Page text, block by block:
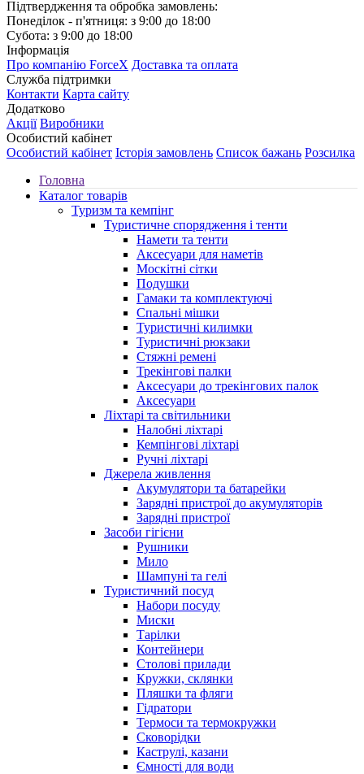
Підтвердження та обробка замовлень:
Понеділок - п'ятниця: з 9:00 до 18:00
Субота: з 9:00 до 18:00
Інформація
Про компанію ForceX Доставка та оплата
Служба підтримки
Контакти Карта сайту
Додатково
Акції Виробники
Особистий кабінет
Особистий кабінет Історія замовлень Список бажань Розсилка
Головна
Каталог товарів
Туризм та кемпінг
Туристичне спорядження і тенти
Намети та тенти
Аксесуари для наметів
Москітні сітки
Подушки
Гамаки та комплектуючі
Спальні мішки
Туристичні килимки
Туристичні рюкзаки
Стяжні ремені
Трекінгові палки
Аксесуари до трекінгових палок
Аксесуари
Ліхтарі та світильники
Налобні ліхтарі
Кемпінгові ліхтарі
Ручні ліхтарі
Джерела живлення
Акумулятори та батарейки
Зарядні пристрої до акумуляторів
Зарядні пристрої
Засоби гігієни
Рушники
Мило
Шампуні та гелі
Туристичний посуд
Набори посуду
Миски
Тарілки
Контейнери
Столові прилади
Кружки, склянки
Пляшки та фляги
Гідратори
Термоси та термокружки
Сковорідки
Каструлі, казани
Ємності для води